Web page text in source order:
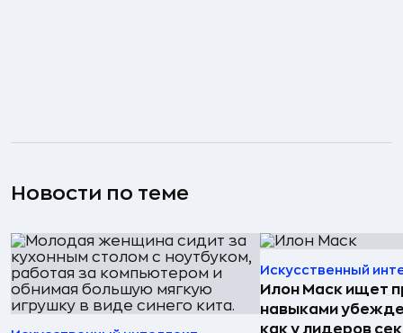
Новости по теме
Искусственный
Илон Маск ищет
навыками
как у лидеров